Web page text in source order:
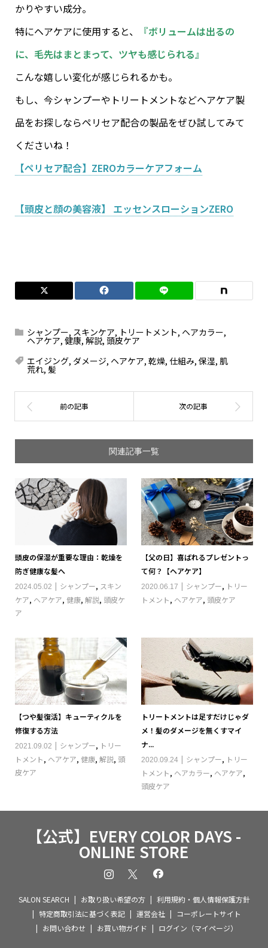
かりやすい成分。
特にヘアケアに使用すると、
『ボリュームは出るの
に、毛先はまとまって、ツヤも感じられる』
こんな嬉しい変化が感じられるかも。
もし、今シャンプーやトリートメントなどヘアケア製
品をお探しならペリセア配合の製品をぜひ試してみて
くださいね！
【ペリセア配合】ZEROカラーケアフォーム
【頭皮と顔の美容液】 エッセンスローションZERO
シャンプー, スキンケア, トリートメント, ヘアカラー,
ヘアケア, 健康, 解説, 頭皮ケア
エイジング, ダメージ, ヘアケア, 乾燥, 仕組み, 保湿, 肌
荒れ, 髪
関連記事一覧
頭皮の保湿が重要な理由：乾燥を
防ぎ健康な髪へ
2024.05.02 シャンプー, スキン
ケア, ヘアケア, 健康, 解説, 頭皮ケ
ア
【父の日】喜ばれるプレゼントっ
て何？【ヘアケア】
2020.06.17 シャンプー, トリー
トメント, ヘアケア, 頭皮ケア
【つや髪復活】キューティクルを
修復する方法
2021.09.02 シャンプー, トリー
トメント, ヘアケア, 健康, 解説, 頭
皮ケア
トリートメントは足すだけじゃダ
メ！髪のダメージを無くすマイ
ナ...
2020.09.24 シャンプー, トリー
トメント, ヘアカラー, ヘアケア,
頭皮ケア
【公式】EVERY COLOR DAYS -
ONLINE STORE
SALON SEARCH お取り扱い希望の方
利用規約・個人情報保護方針
特定商取引法に基づく表記
運営会社
コーポレートサイト
お問い合わせ
お買い物ガイド ログイン（マイページ）